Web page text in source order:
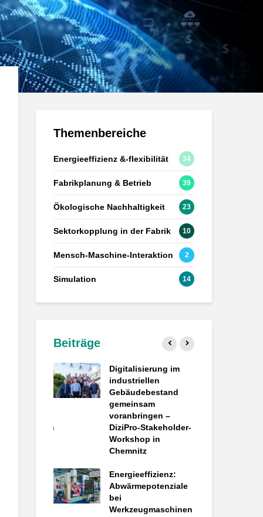
Themenbereiche
Energieeffizienz &-flexibilität 34
Fabrikplanung & Betrieb 39
Ökologische Nachhaltigkeit 23
Sektorkopplung in der Fabrik 10
Mensch-Maschine-Interaktion 2
Simulation 14
Beiträge
Plattform
in der
Digitalisierung im
industriellen
Gebäudebestand
gemeinsam
voranbringen –
DiziPro-Stakeholder-
Workshop in
Chemnitz
Energieeffizienz:
Abwärmepotenziale
bei
Werkzeugmaschinen